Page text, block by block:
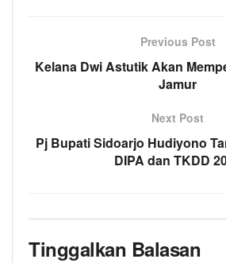
Previous Post
Kelana Dwi Astutik Akan
Jamur
Next Post
Pj Bupati Sidoarjo Hudiyono
DIPA dan TKDD
Tinggalkan Balasan